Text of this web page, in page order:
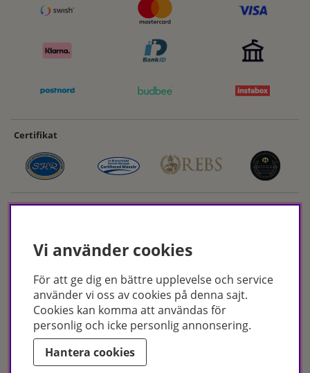
Certifikat
Hudoteket erbjuder ett noga utvalt sortiment inom hudvård, hårvård och
makeup – både online och i butik. Med över 50 års erfarenhet och
utbildade hudterapeuter hjälper vi dig att hitta rätt produkter och
behandlingar för just dina behov. Handla enkelt på hudoteket.se eller
besök oss i Jönköping och Malmö.
Copyright © Hudoteket 2025
Vi använder cookies
För att ge dig en bättre upplevelse och service
använder vi oss av cookies på denna sajt.
Cookies kan komma att användas för
personlig och icke personlig annonsering.
Hantera cookies